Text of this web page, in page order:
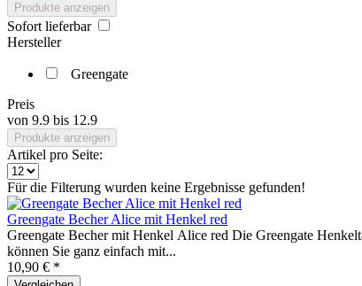
Produkte anzeigen
Sofort lieferbar
Hersteller
Greengate
Preis
von 9.9 bis 12.9
Produkte anzeigen
Artikel pro Seite:
Für die Filterung wurden keine Ergebnisse gefunden!
Greengate Becher Alice mit Henkel red
Greengate Becher mit Henkel Alice red Die Greengate
können Sie ganz einfach mit...
10,90 € *